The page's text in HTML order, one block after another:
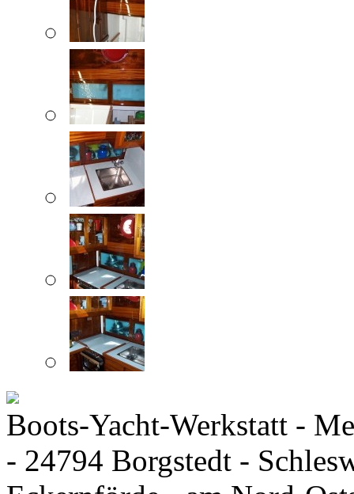
Boots-Yacht-Werkstatt -
- 24794 Borgstedt -